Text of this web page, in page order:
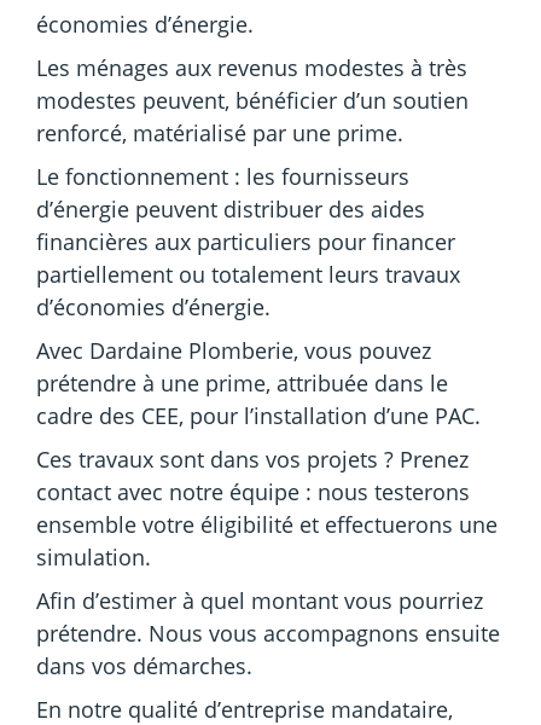
économies d’énergie.
Les ménages aux revenus modestes à très
modestes peuvent, bénéficier d’un soutien
renforcé, matérialisé par une prime.
Le fonctionnement : les fournisseurs
d’énergie peuvent distribuer des aides
financières aux particuliers pour financer
partiellement ou totalement leurs travaux
d’économies d’énergie.
Avec Dardaine Plomberie, vous pouvez
prétendre à une prime, attribuée dans le
cadre des CEE, pour l’installation d’une PAC.
Ces travaux sont dans vos projets ? Prenez
contact avec notre équipe : nous testerons
ensemble votre éligibilité et effectuerons une
simulation.
Afin d’estimer à quel montant vous pourriez
prétendre. Nous vous accompagnons ensuite
dans vos démarches.
En notre qualité d’entreprise mandataire,